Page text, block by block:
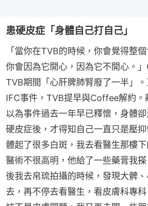
患硬皮症「身體自己打自己」
「當你在TVB的時候，你會覺得整
你會因為它開心，因為它不開心。
TVB期間「心肝脾肺腎廢了一半」
IFC事件，TVB提早與Coffee解約
以為事件過去一年早已釋懷，身體
硬皮症後，才得知自己一直只是壓
體起了很多白斑，我去看醫生那樓
醫術不很高明，他給了一些藥膏我
後我去帛琉拍攝的時候，發現大髀
去，再不停去看醫生，看皮膚科專